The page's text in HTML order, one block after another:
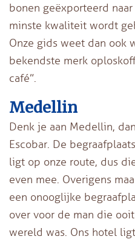
bonen geëxporteerd
minste kwaliteit wordt
Onze gids weet dan ook
bekendste merk
café”.
Medellin
Denk je aan Medellin,
Escobar. De
ligt op onze route, dus
even mee. Overigens
een onooglijke
over voor de man die
wereld was. Ons hotel